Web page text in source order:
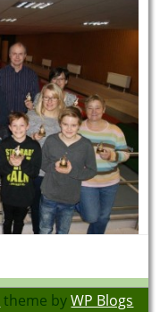
theme byWP Blogs